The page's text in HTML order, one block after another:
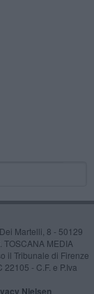
Martelli, 8 - 50129
MEDIA
il Tribunale di Firenze
- C.F. e P.Iva
Nielsen